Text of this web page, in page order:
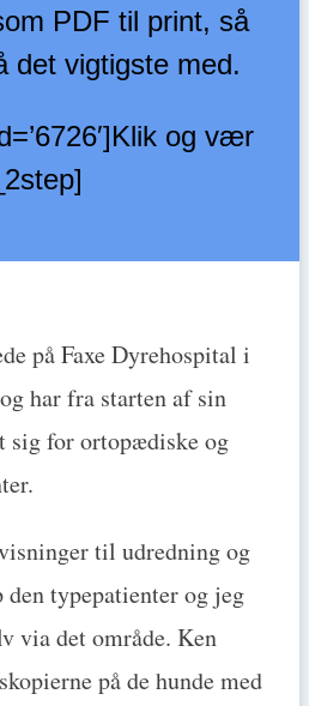
PDF til print, så
det vigtigste med.
og vær
på Faxe Dyrehospital i
har fra starten af sin
sig for ortopædiske og
til udredning og
typepatienter og jeg
via det område. Ken
på de hunde med